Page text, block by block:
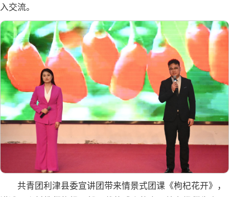
入交流。
共青团利津县委宣讲团带来情景式团课《枸杞花开》，